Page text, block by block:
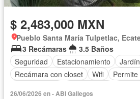
$ 2,483,000 MXN
Pueblo Santa María Tulpetlac,
3 Recámaras
3.5 Baños
Seguridad
Estacionamiento
Jardín
Recámara con closet
Wifi
26/06/2026 en - ABI Gallegos